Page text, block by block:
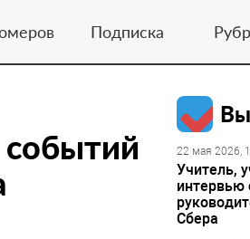
Подписка
22 мая 2026,
Учитель,
интервью
Сбера